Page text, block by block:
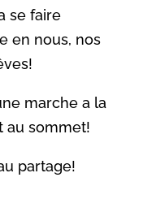
se faire
en nous, nos
marche a la
au sommet!
partage!